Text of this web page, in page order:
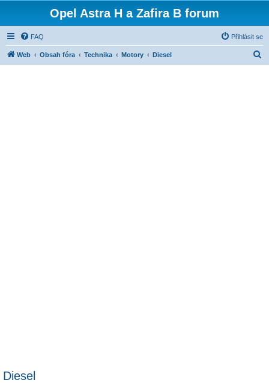
Opel Astra H a Zafira B forum
FAQ Přihlásit se
Web Obsah fóra Technika Motory Diesel
Diesel